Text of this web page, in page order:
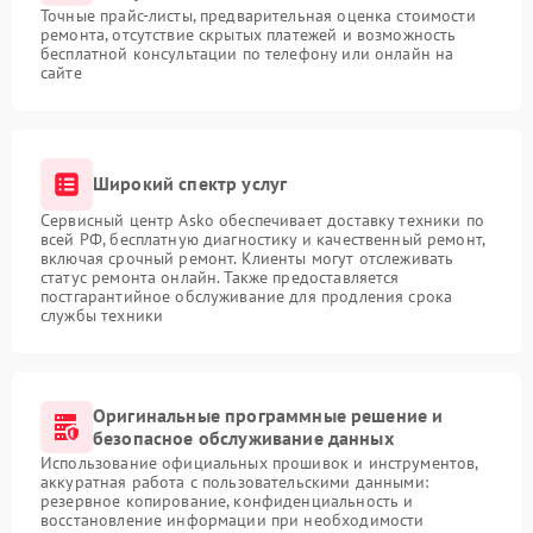
Точные прайс-листы, предварительная оценка стоимости
ремонта, отсутствие скрытых платежей и возможность
бесплатной консультации по телефону или онлайн на
сайте
Широкий спектр услуг
Сервисный центр Asko обеспечивает доставку техники по
всей РФ, бесплатную диагностику и качественный ремонт,
включая срочный ремонт. Клиенты могут отслеживать
статус ремонта онлайн. Также предоставляется
постгарантийное обслуживание для продления срока
службы техники
Оригинальные программные решение и
безопасное обслуживание данных
Использование официальных прошивок и инструментов,
аккуратная работа с пользовательскими данными:
резервное копирование, конфиденциальность и
восстановление информации при необходимости